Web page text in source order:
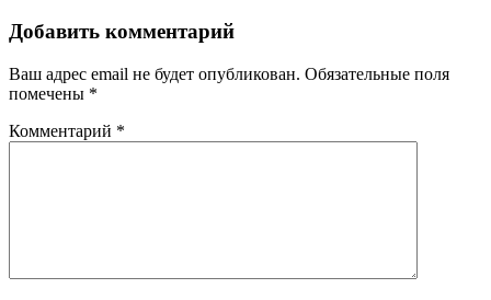
Добавить комментарий
Ваш адрес email не будет опубликован. Обязательные поля
помечены *
Комментарий *